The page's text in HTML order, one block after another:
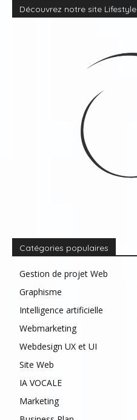
Découvrez notre site Lifestyle
Catégories populaires
Gestion de projet Web
Graphisme
Intelligence artificielle
Webmarketing
Webdesign UX et UI
Site Web
IA VOCALE
Marketing